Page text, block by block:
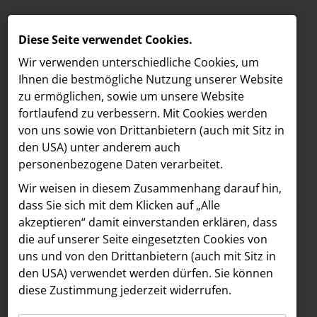
MELDUNGEN
LOEBELL NORDBERG
INNER
aehre
Astoria Artshow
B/S/H Hausgeräte
Meldungen / The Hoxton
Text Bilder
02.09.2024
Neues Musik-
Konzept:
Diese Seite verwendet Cookies.
Wir verwenden unterschiedliche Cookies, um
Ihnen die best­mögliche Nutzung unserer Website
zu ermöglichen, sowie um unsere Website
fortlaufend zu verbessern. Mit Cookies werden
von uns sowie von Drittanbietern (auch mit Sitz in
den USA) unter anderem auch
personenbezogene Daten verarbeitet.
Wir weisen in diesem Zusammenhang darauf hin,
dass Sie sich mit dem Klicken auf „Alle
akzeptieren“ damit ein­ver­standen erklären, dass
die auf unserer Seite eingesetzten Cookies von
uns und von den Drittanbietern (auch mit Sitz in
den USA) verwendet werden dürfen. Sie können
diese Zustimmung jederzeit widerrufen.